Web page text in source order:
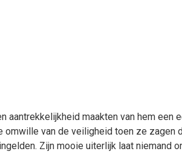
aantrekkelijkheid maakten van hem een
van de veiligheid toen ze zagen
Zijn mooie uiterlijk laat niemand